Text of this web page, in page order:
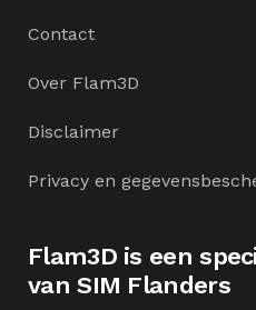
Contact
Over Flam3D
Disclaimer
Privacy en
Flam3D is een
van SIM Flanders